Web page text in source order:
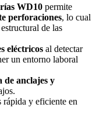
WD10 permite
perforaciones, lo cual
de las
eléctricos al detectar
un entorno laboral
de anclajes y
rápida y eficiente en